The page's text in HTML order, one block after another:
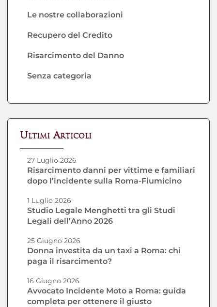
Le nostre collaborazioni
Recupero del Credito
Risarcimento del Danno
Senza categoria
Ultimi Articoli
Risarcimento danni per vittime e familiari
dopo l’incidente sulla Roma-Fiumicino
27 Luglio 2026
Studio Legale Menghetti tra gli Studi
Legali dell’Anno 2026
1 Luglio 2026
Donna investita da un taxi a Roma: chi
paga il risarcimento?
25 Giugno 2026
Avvocato Incidente Moto a Roma: guida
completa per ottenere il giusto
16 Giugno 2026